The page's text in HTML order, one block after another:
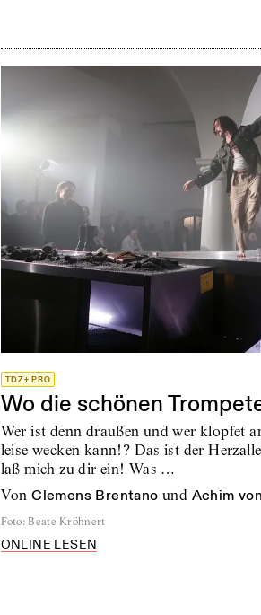
TDZ+ PRO
Wo die schönen
Wer ist denn draußen und wer klopfet
leise wecken kann!? Das ist der
laß mich zu dir ein! Was …
von Clemens Brentano und Achim
Foto: Beate Kröhnert
ONLINE LESEN